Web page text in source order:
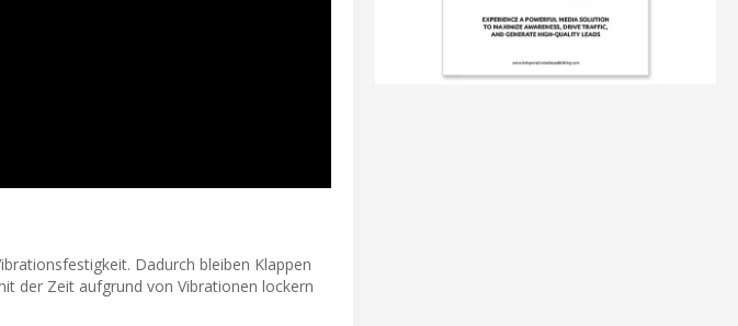
Dadurch bleiben Klappen
der Zeit aufgrund von Vibrationen lockern